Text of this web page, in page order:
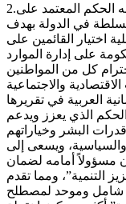
2.البنـك الدولي: فقد عرف الحكم الرشيد بأنه الحكم المعتمد على
في الدولة بهدف
اختيار القائمين على
على إدارة الموارد
كل من المواطنين
والاجتماعية
العربية في تقريرها
الذي يعزز ويدعم
البشر وخياراتهم
والسياسية، ويسعى إلى
مسؤولاً أمامه لضمان
التنمية”، ومما تقدم
شامل وموحد لمصطلح